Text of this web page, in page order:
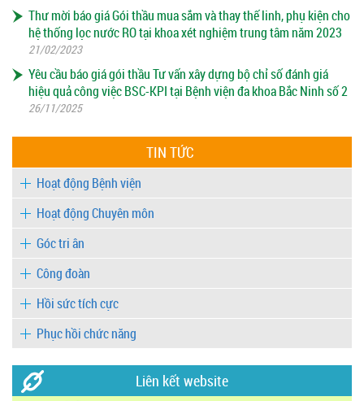
Thư mời báo giá Gói thầu mua sắm và thay thế linh, phụ kiện cho
hệ thống lọc nước RO tại khoa xét nghiệm trung tâm năm 2023
21/02/2023
Yêu cầu báo giá gói thầu Tư vấn xây dựng bộ chỉ số đánh giá
hiệu quả công việc BSC-KPI tại Bệnh viện đa khoa Bắc Ninh số 2
26/11/2025
TIN TỨC
Hoạt động Bệnh viện
Hoạt động Chuyên môn
Góc tri ân
Công đoàn
Hồi sức tích cực
Phục hồi chức năng
Liên kết website